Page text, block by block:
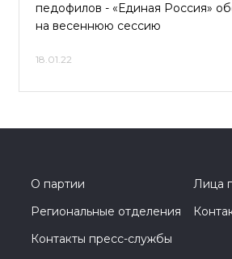
педофилов - «Единая Россия»
на весеннюю сессию
18.01.22
О партии
Лица
Региональные отделения
Контакты пресс-службы